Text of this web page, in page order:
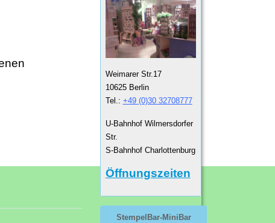
Weimarer Str.17
10625 Berlin
Tel.: +49 (0)30 32708777
U-Bahnhof Wilmersdorfer
Str.
S-Bahnhof Charlottenburg
Öffnungszeiten
StempelBar-MiniBar